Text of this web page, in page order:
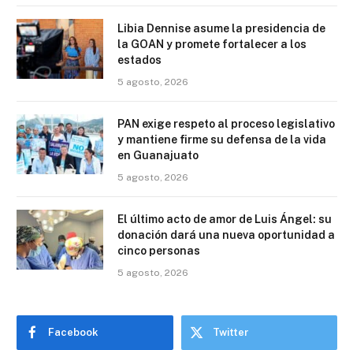
Libia Dennise asume la presidencia de
la GOAN y promete fortalecer a los
estados
5 agosto, 2026
PAN exige respeto al proceso legislativo
y mantiene firme su defensa de la vida
en Guanajuato
5 agosto, 2026
El último acto de amor de Luis Ángel: su
donación dará una nueva oportunidad a
cinco personas
5 agosto, 2026
Facebook Twitter